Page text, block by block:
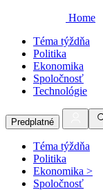
Home
Téma týždňa
Politika
Ekonomika
Spoločnosť
Technológie
Predplatné
Téma týždňa
Politika
Ekonomika >
Spoločnosť